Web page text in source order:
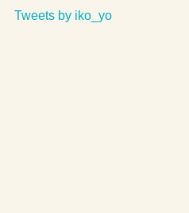
Tweets by iko_yo